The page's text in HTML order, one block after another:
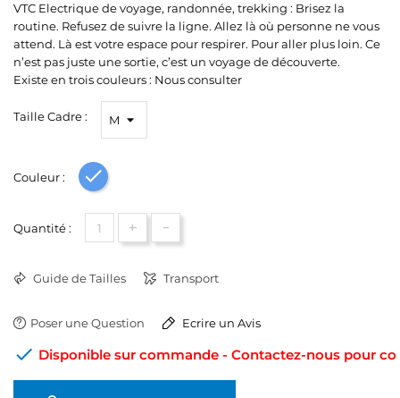
VTC Electrique de voyage, randonnée, trekking : Brisez la
routine. Refusez de suivre la ligne. Allez là où personne ne vous
attend. Là est votre espace pour respirer. Pour aller plus loin. Ce
n’est pas juste une sortie, c’est un voyage de découverte.
Existe en trois couleurs : Nous consulter
Taille Cadre :
Couleur : Bleu
Quantité : + -
Guide de Tailles Transport
Poser une Question Ecrire un Avis
 Disponible sur commande - Contactez-nous pour